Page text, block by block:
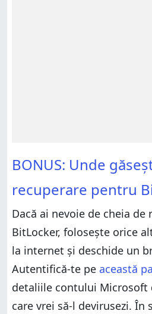
BONUS: Unde
recuperare pentru
Dacă ai nevoie de cheia de
BitLocker, folosește orice
la internet și deschide un
Autentifică-te pe această
detaliile contului Microsoft
care vrei să-l devirusezi. În